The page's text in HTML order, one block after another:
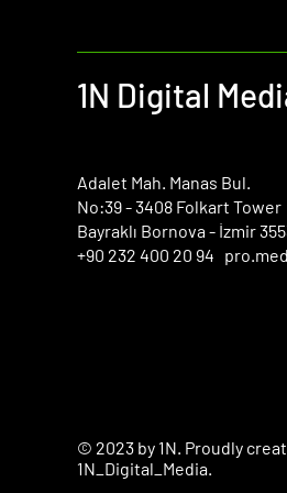
​Adalet Mah. Manas Bul.
No:39 - 3408 Folkart Tower
Bayraklı Bornova - İzmir
+90 232 400 20 94
1N Digital
© 2023 by 1N. Proudly
1N_Digital_Media.